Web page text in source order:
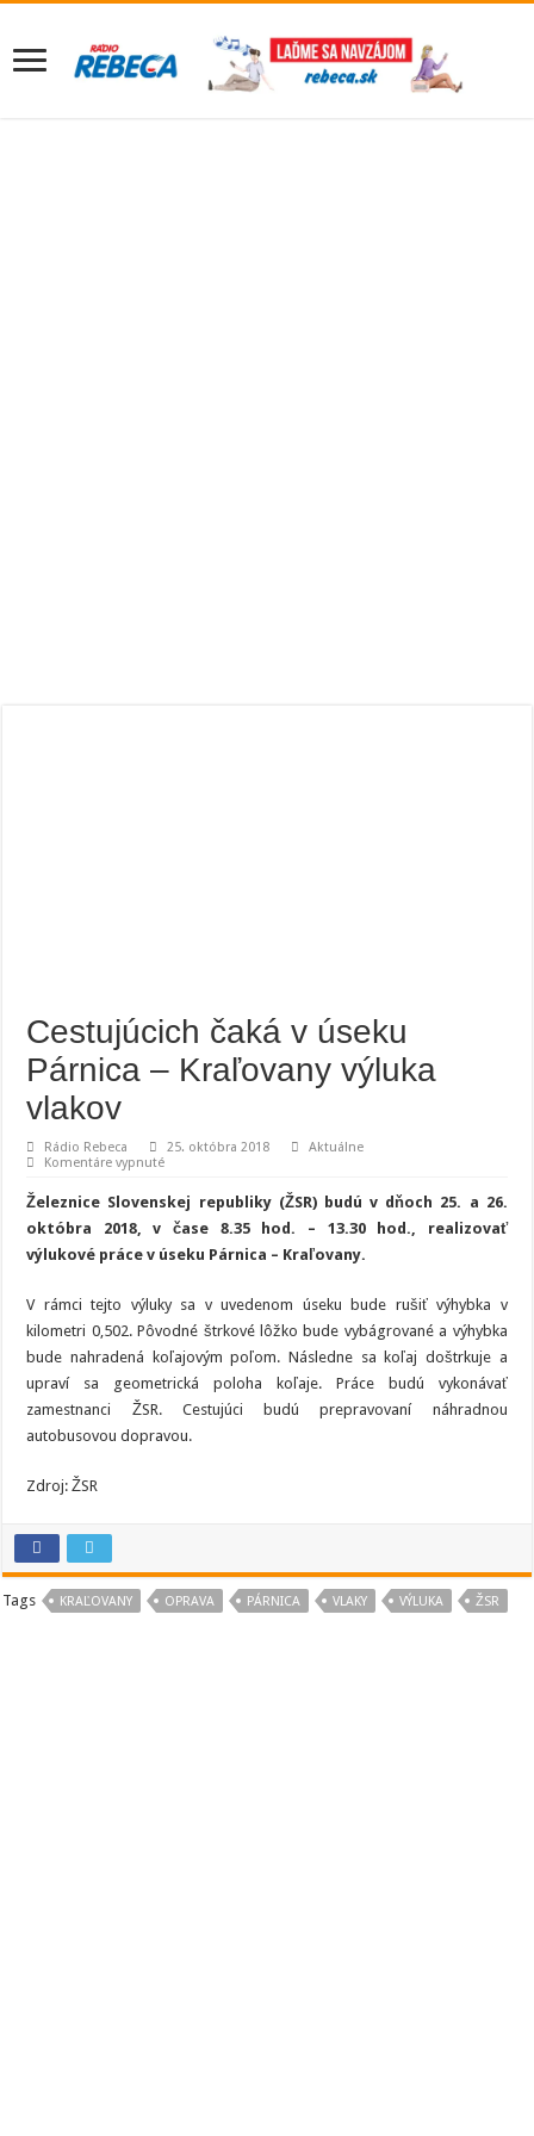
Cestujúcich čaká v úseku
Párnica – Kraľovany výluka
vlakov
Rádio Rebeca 25. októbra 2018
Aktuálne
Komentáre vypnuténa
v
úseku
Párnica
–
vlakov
Železnice Slovenskej republiky (ŽSR) budú v dňoch 25. a 26.
októbra 2018, v čase 8.35 hod. – 13.30 hod., realizovať
výlukové práce v úseku Párnica – Kraľovany.
V rámci tejto výluky sa v uvedenom úseku bude rušiť výhybka v
kilometri 0,502. Pôvodné štrkové lôžko bude vybágrované a výhybka
bude nahradená koľajovým poľom. Následne sa koľaj doštrkuje a
upraví sa geometrická poloha koľaje. Práce budú vykonávať
zamestnanci ŽSR. Cestujúci budú prepravovaní náhradnou
autobusovou dopravou.
Zdroj: ŽSR
Tags KRAĽOVANY OPRAVA PÁRNICA VLAKY VÝLUKA ŽSR